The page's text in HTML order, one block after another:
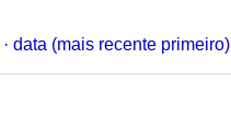
· data (mais recente primeiro)